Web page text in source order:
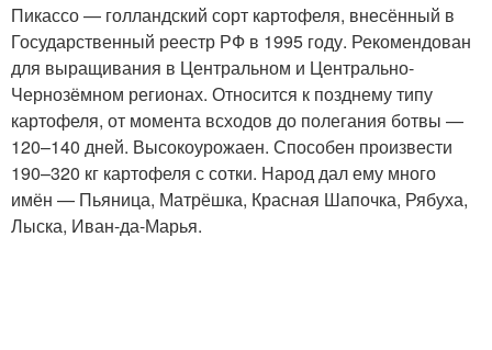
Пикассо — голландский сорт картофеля, внесённый в
Государственный реестр РФ в 1995 году. Рекомендован
для выращивания в Центральном и Центрально-
Чернозёмном регионах. Относится к позднему типу
картофеля, от момента всходов до полегания ботвы —
120–140 дней. Высокоурожаен. Способен произвести
190–320 кг картофеля с сотки. Народ дал ему много
имён — Пьяница, Матрёшка, Красная Шапочка, Рябуха,
Лыска, Иван-да-Марья.